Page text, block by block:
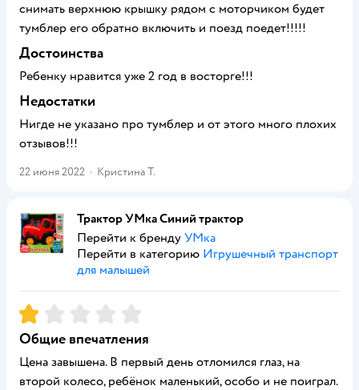
снимать верхнюю крышку рядом с моторчиком будет
тумблер его обратно включить и поезд поедет!!!!!
Достоинства
Ребенку нравится уже 2 год в восторге!!!
Недостатки
Нигде не указано про тумблер и от этого много плохих
отзывов!!!
22 июня 2022 · Кристина Т.
Трактор УМка Синий трактор
Перейти к бренду УМка
Перейти в категорию Игрушечный транспорт
для малышей
Рейтинг:1
Общие впечатления
Цена завышена. В первый день отломился глаз, на
второй колесо, ребёнок маленький, особо и не поиграл.